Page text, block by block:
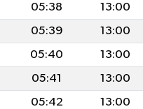
05:38 13:00
05:39 13:00
05:40 13:00
05:41 13:00
05:42 13:00